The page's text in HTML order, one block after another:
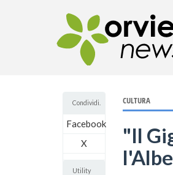
Condividi.
Facebook
X
Utility
CULTURA
"Il